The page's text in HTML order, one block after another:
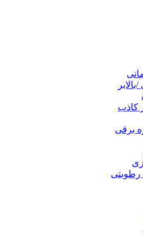
کاذب
برقی
رطوبتی